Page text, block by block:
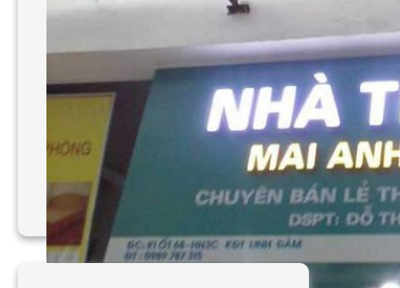
Mẫu bảng hiệu Shop Đẹp
TP HCM